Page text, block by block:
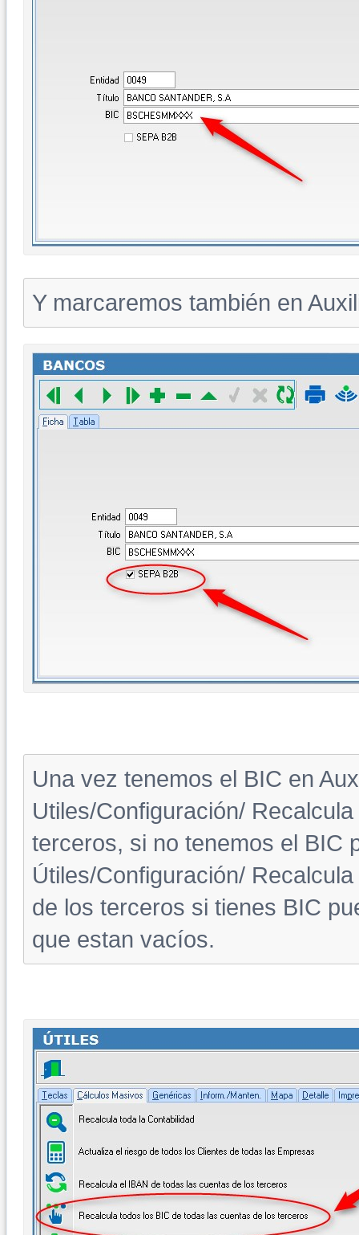
Y marcaremos también en
Una vez tenemos el BIC en
Utiles/Configuración/
terceros, si no tenemos el BIC
Útiles/Configuración/
de los terceros si tienes BIC
que estan vacíos.